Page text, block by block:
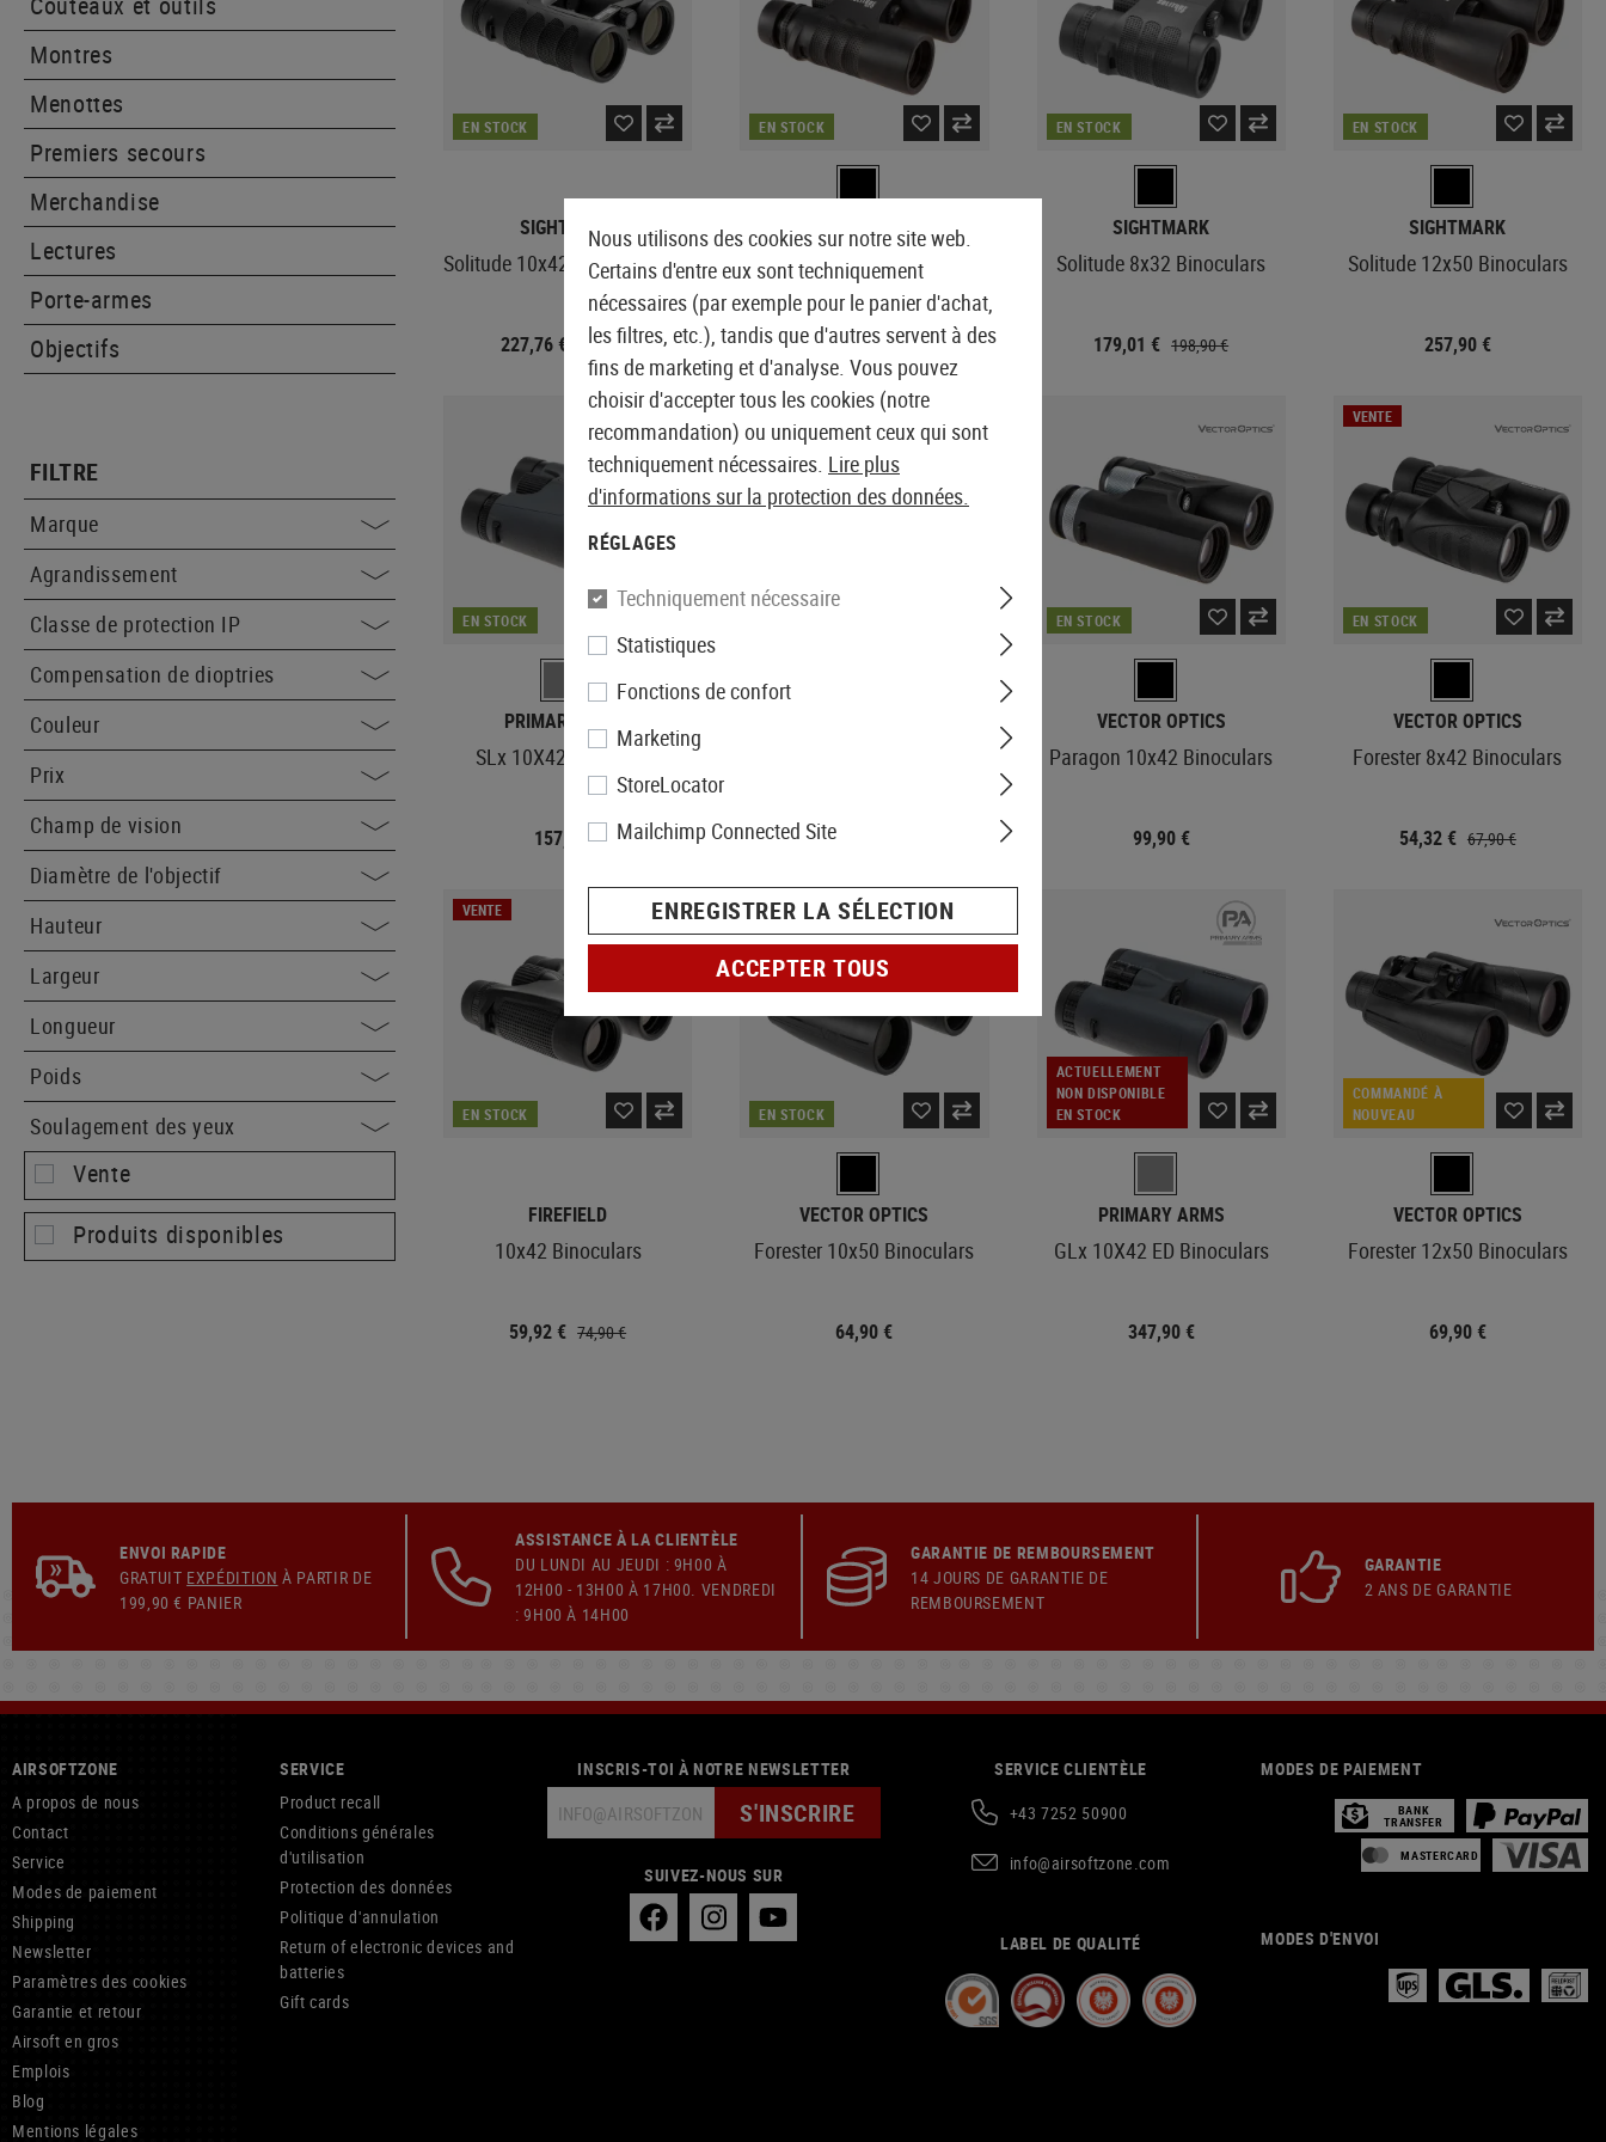
Montres
Menottes
Premiers secours
Merchandise
Lectures
Porte-armes
Objectifs
FILTRE
Marque
Agrandissement
Classe de protection IP
Compensation de dioptries
Couleur
Prix
Champ de vision
Diamètre de l'objectif
Hauteur
Largeur
Longueur
Poids
Soulagement des yeux
Vente
Produits disponibles
EN STOCK
SIGHTMARK
Solitude 10x42 XD Binoculars
227,76 € 284,70 €
EN STOCK
SIGHTMARK
Solitude 10x42 Binoculars
224,90 €
EN STOCK
SIGHTMARK
Solitude 8x32 Binoculars
179,01 € 198,90 €
EN STOCK
SIGHTMARK
Solitude 12x50 Binoculars
257,90 €
EN STOCK
PRIMARY ARMS
SLx 10X42 Binoculars
157,90 € 169,52 €
EN STOCK
VECTOR OPTICS
Paragon 10x42 Binoculars
99,90 €
VENTE
EN STOCK
VECTOR OPTICS
Forester 8x42 Binoculars
54,32 € 67,90 €
VENTE
EN STOCK
FIREFIELD
10x42 Binoculars
59,92 € 74,90 €
EN STOCK
VECTOR OPTICS
Forester 10x50 Binoculars
64,90 €
ACTUELLEMENT
NON DISPONIBLE
EN STOCK
PRIMARY ARMS
GLx 10X42 ED Binoculars
347,90 €
COMMANDÉ À
NOUVEAU
VECTOR OPTICS
Forester 12x50 Binoculars
69,90 €
ENVOI RAPIDE
GRATUIT EXPÉDITION À PARTIR DE
199,90 € PANIER
ASSISTANCE À LA CLIENTÈLE
DU LUNDI AU JEUDI : 9H00 À
12H00 - 13H00 À 17H00. VENDREDI
: 9H00 À 14H00
GARANTIE DE REMBOURSEMENT
14 JOURS DE GARANTIE DE
REMBOURSEMENT
GARANTIE
2 ANS DE GARANTIE
AIRSOFTZONE
A propos de nous
Contact
Service
Modes de paiement
Shipping
Newsletter
Paramètres des cookies
Garantie et retour
Airsoft en gros
Emplois
Blog
Mentions légales
SERVICE
Product recall
Conditions générales
d'utilisation
Protection des données
Politique d'annulation
Return of electronic devices and
batteries
Gift cards
INSCRIS-TOI À NOTRE NEWSLETTER
S'INSCRIRE
SUIVEZ-NOUS SUR
SERVICE CLIENTÈLE
+43 7252 50900
info@airsoftzone.com
LABEL DE QUALITÉ
MODES DE PAIEMENT
BANK
TRANSFER
MASTERCARD
MODES D'ENVOI
Nous utilisons des cookies sur notre site web.
Certains d'entre eux sont techniquement
nécessaires (par exemple pour le panier d'achat,
les filtres, etc.), tandis que d'autres servent à des
fins de marketing et d'analyse. Vous pouvez
choisir d'accepter tous les cookies (notre
recommandation) ou uniquement ceux qui sont
techniquement nécessaires. Lire plus
d'informations sur la protection des données.
RÉGLAGES
Techniquement nécessaire
Statistiques
Fonctions de confort
Marketing
StoreLocator
Mailchimp Connected Site
ENREGISTRER LA SÉLECTION
ACCEPTER TOUS